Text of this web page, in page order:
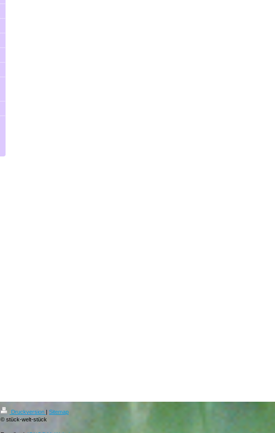
Druckversion | Sitemap
© stück-welt-stück